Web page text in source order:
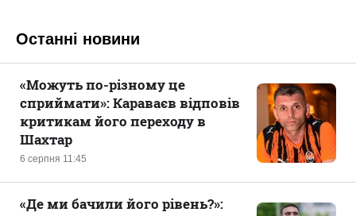
Останні новини
6 серпня 11:45
«Можуть по-різному це
сприймати»: Караваєв відповів
критикам його переходу в
Шахтар
«Де ми бачили його рівень?»: